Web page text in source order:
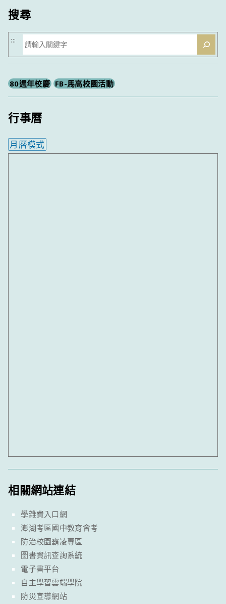
搜尋
搜
尋
:::
80週年校慶 FB-馬高校園活動
行事曆
月曆模式
相關網站連結
學雜費入口網
澎湖考區國中教育會考
防治校園霸凌專區
圖書資訊查詢系統
電子書平台
自主學習雲端學院
防災宣導網站